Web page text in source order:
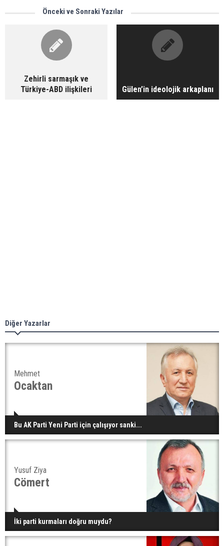
Önceki ve Sonraki Yazılar
Zehirli sarmaşık ve
Türkiye-ABD ilişkileri
Gülen’in ideolojik arkaplanı
Diğer Yazarlar
Mehmet
Ocaktan
Bu AK Parti Yeni Parti için çalışıyor sanki...
Yusuf Ziya
Cömert
İki parti kurmaları doğru muydu?